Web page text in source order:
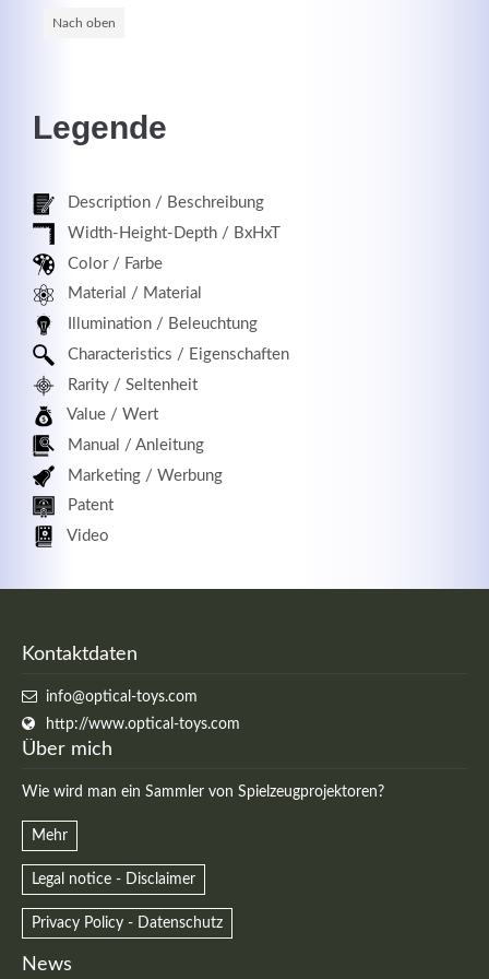
Nach oben
Legende
Description / Beschreibung
Width-Height-Depth / BxHxT
Color / Farbe
Material / Material
Illumination / Beleuchtung
Characteristics / Eigenschaften
Rarity / Seltenheit
Value / Wert
Manual / Anleitung
Marketing / Werbung
Patent
Video
Kontaktdaten
info@optical-toys.com
http://www.optical-toys.com
Über mich
Wie wird man ein Sammler von Spielzeugprojektoren?
Mehr
Legal notice - Disclaimer
Privacy Policy - Datenschutz
News